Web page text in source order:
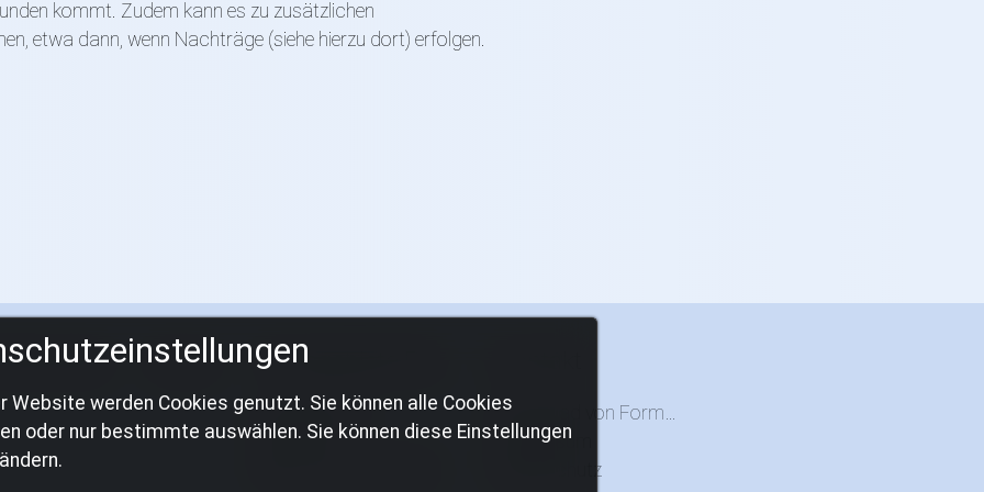
kommt. Zudem kann es zu zusätzlichen
etwa dann, wenn Nachträge (siehe hierzu dort) erfolgen.
Notar
Arbeitsrecht
Erbrecht
Impressum
Datenschutz
Website werden Cookies genutzt. Sie können alle Cookies
oder nur bestimmte auswählen. Sie können diese Einstellungen